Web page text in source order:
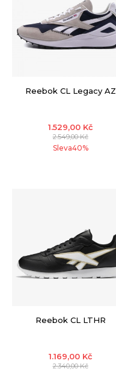
Reebok CL Legacy AZ
1.529,00 Kč
2.549,00Kč
Sleva40%
Reebok CL LTHR
1.169,00 Kč
2.340,00Kč